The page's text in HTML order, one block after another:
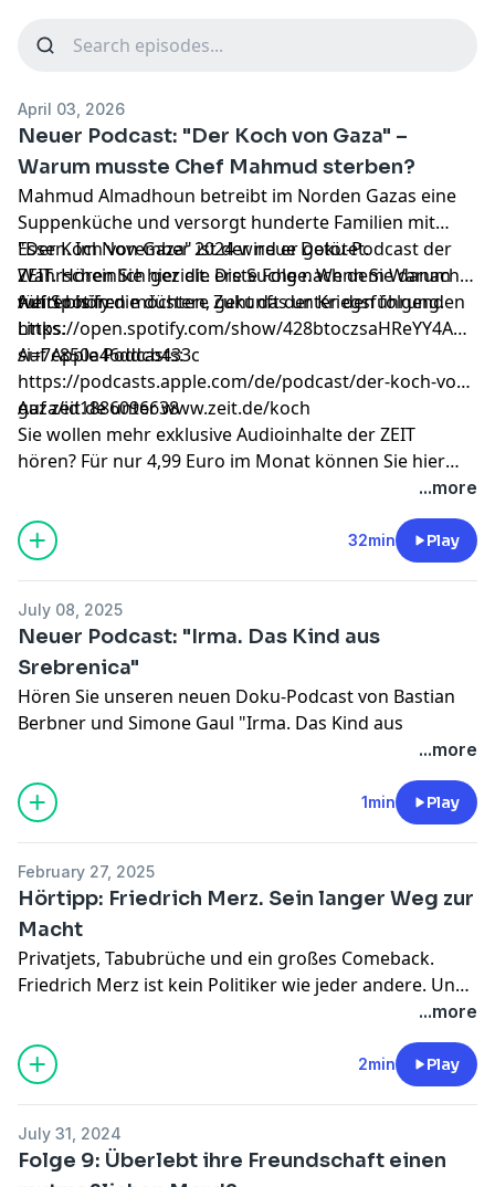
April 03, 2026
Neuer Podcast: "Der Koch von Gaza" –
Warum musste Chef Mahmud sterben?
Mahmud Almadhoun betreibt im Norden Gazas eine
Suppenküche und versorgt hunderte Familien mit
Essen. Im November 2024 wird er getötet.
Wahrscheinlich gezielt. Die Suche nach dem Warum
führt bis in die düstere Zukunft der Kriegsführung.
"Der Koch von Gaza" ist der neue Doku-Podcast der
ZEIT. Hören Sie hier die erste Folge. Wenn Sie danach
weiter hören möchten, geht das unter den folgenden
Links.
Auf Spotify:
https://open.spotify.com/show/
si=7c850a46ddcb433c
Auf Apple Podcasts:
https://podcasts.apple.com/de/podcast/der-koch-von-
gaza/id1886096638
Auf zeit.de unterwww.zeit.de/koch
Sie wollen mehr exklusive Audioinhalte der ZEIT
hören? Für nur 4,99 Euro im Monat können Sie hier
...more
32min Play
July 08, 2025
Neuer Podcast: "Irma. Das Kind aus
Srebrenica"
Hören Sie unseren neuen Doku-Podcast von Bastian
Berbner und Simone Gaul "Irma. Das Kind aus
und in Ihrer
Mitten im Bosnienkrieg wir Christine Schmitz ein
kleines Kind übergeben. Der Vater wird abgeführt. 30
Moment zurück katapultiert.
Alle Folgen von "Irma. Das Kind aus Srebrenica" Hören
Sie mit einem
Podcast-Abo.
...more
1min Play
February 27, 2025
Hörtipp: Friedrich Merz. Sein langer Weg zur
Macht
Privatjets, Tabubrüche und ein großes Comeback.
Friedrich Merz ist kein Politiker wie jeder andere. Und
nun wird er Deutschlands nächster Kanzler. Aber was
Hören Sie unseren neuen Doku-Podcast "Friedrich
www.zeit.de/merz
...more
2min Play
July 31, 2024
Folge 9: Überlebt ihre Freundschaft einen